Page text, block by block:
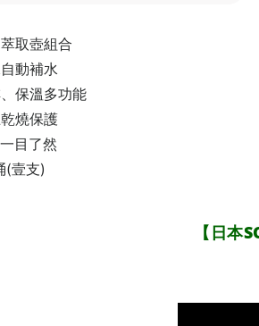
取壺組合
動補水
保溫多功能
燒保護
目了然
(壹支)
【日本